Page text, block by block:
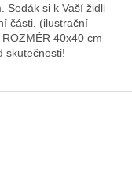
Sedák si k Vaší židli
části. (ilustrační
40x40 cm
skutečnosti!